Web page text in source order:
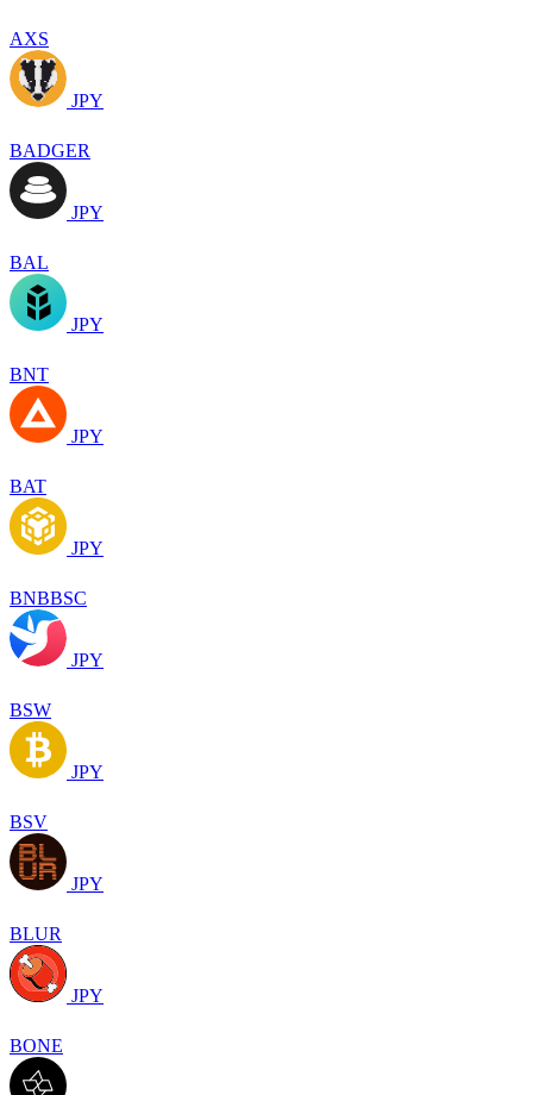
AXS
JPY
BADGER
JPY
BAL
JPY
BNT
JPY
BAT
JPY
BNBBSC
JPY
BSW
JPY
BSV
JPY
BLUR
JPY
BONE